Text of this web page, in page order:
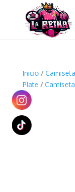
Búsqueda
productos
Inicio /
Plate / Camiseta